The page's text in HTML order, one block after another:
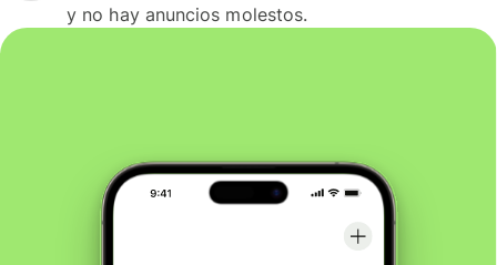
y no hay anuncios molestos.